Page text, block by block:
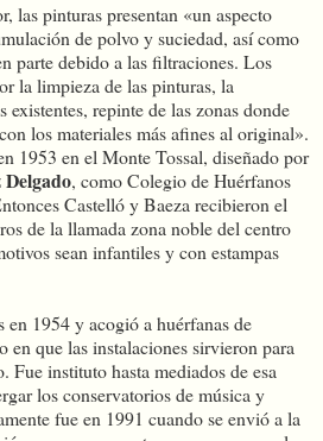
las pinturas presentan «un aspecto
de polvo y suciedad, así como
parte debido a las filtraciones. Los
la limpieza de las pinturas, la
existentes, repinte de las zonas donde
los materiales más afines al original».
1953 en el Monte Tossal, diseñado por
, como Colegio de Huérfanos
Castelló y Baeza recibieron el
de la llamada zona noble del centro
sean infantiles y con estampas
1954 y acogió a huérfanas de
en que las instalaciones sirvieron para
Fue instituto hasta mediados de esa
los conservatorios de música y
fue en 1991 cuando se envió a la